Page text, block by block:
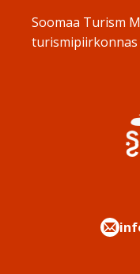
Soomaa Turism